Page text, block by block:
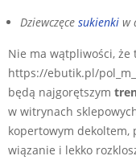
Dziewczęce sukienki w
Nie ma wątpliwości, że
https://ebutik.pl/
będą najgorętszym
w witrynach
kopertowym dekoltem,
wiązanie i lekko